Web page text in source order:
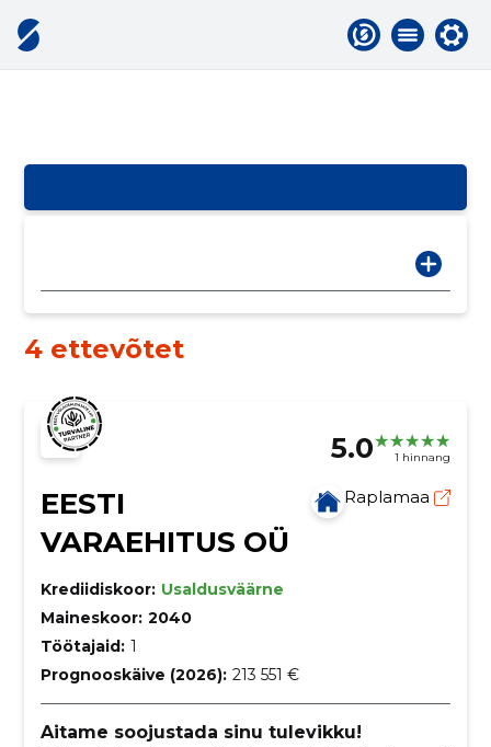
4 ettevõtet
5.0 1 hinnang
EESTI
VARAEHITUS OÜ
Raplamaa
Krediidiskoor: Usaldusväärne
Maineskoor: 2040
Töötajaid: 1
Prognooskäive (2026): 213 551 €
Aitame soojustada sinu tulevikku!